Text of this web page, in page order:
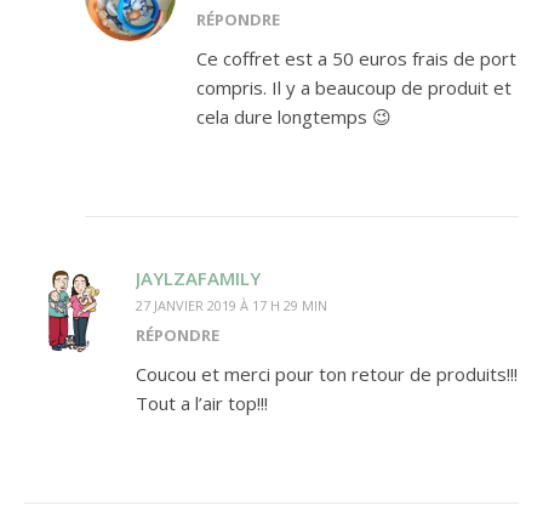
RÉPONDRE
Ce coffret est a 50 euros frais de port
compris. Il y a beaucoup de produit et
cela dure longtemps 😉
JAYLZAFAMILY
27 JANVIER 2019 À 17 H 29 MIN
RÉPONDRE
Coucou et merci pour ton retour de produits!!!
Tout a l’air top!!!